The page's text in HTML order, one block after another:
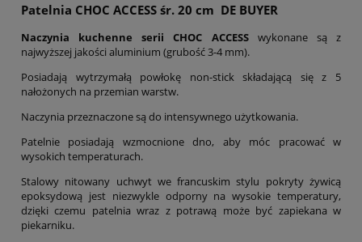
Patelnia CHOC ACCESS śr. 20 cm DE BUYER
Naczynia kuchenne serii CHOC ACCESSwykonane są z
najwyższej jakości aluminium (grubość 3-4 mm).
Posiadają wytrzymałą powłokę non-stick składającą się z 5
nałożonych na przemian warstw.
Naczynia przeznaczone są do intensywnego użytkowania.
Patelnie posiadają wzmocnione dno, aby móc pracować w
wysokich temperaturach.
Stalowy nitowany uchwyt we francuskim stylu pokryty żywicą
epoksydową jest niezwykle odporny na wysokie temperatury,
dzięki czemu patelnia wraz z potrawą może być zapiekana w
piekarniku.